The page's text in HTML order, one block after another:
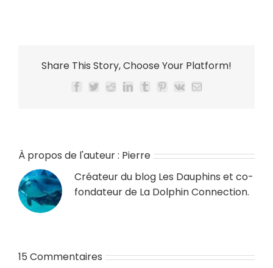
Share This Story, Choose Your Platform!
Facebook
TwitterRedditLinkedIn
TumblrPinterest
Vk Email
À propos de l'auteur : Pierre
Créateur du blog Les Dauphins et co-
fondateur de La Dolphin Connection.
15 Commentaires